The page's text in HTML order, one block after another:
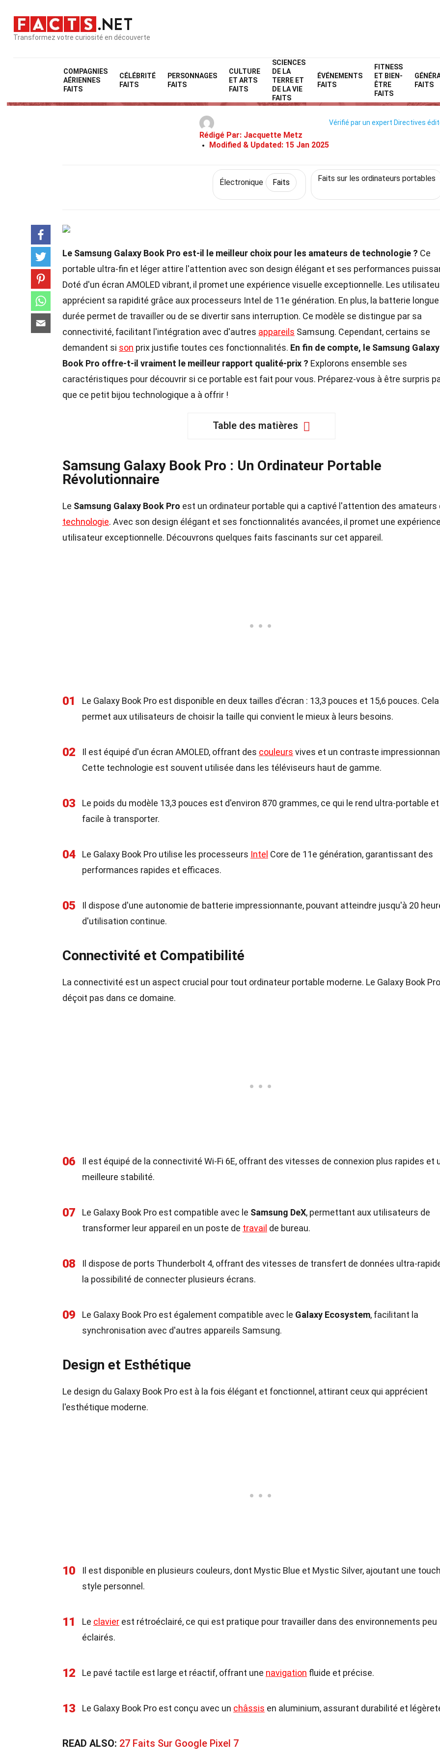
Transformez votre curiosité en découverte
COMPAGNIES
AÉRIENNES
FAITS
CÉLÉBRITÉ
FAITS
PERSONNAGES
FAITS
CULTURE
ET ARTS
FAITS
SCIENCES
DE LA
TERRE ET
DE LA VIE
FAITS
ÉVÉNEMENTS
FAITS
FITNESS
ET BIEN-
ÊTRE
FAITS
FAITS
Home Technologie et sciences Électronique
37 Faits Sur Samsung Galaxy
Rédigé Par: Jacquette Metz
Modified & Updated: 15 Jan 2025
Vérifié par un expert Directives
Électronique Faits Faits sur les ordinateurs portables
Le Samsung Galaxy Book Pro est-il le meilleur choix pour les amateurs de technologie ? Ce
portable ultra-fin et léger attire l'attention avec son design élégant et ses performances
Doté d'un écran AMOLED vibrant, il promet une expérience visuelle exceptionnelle. Les
apprécient sa rapidité grâce aux processeurs Intel de 11e génération. En plus, la batterie longue
durée permet de travailler ou de se divertir sans interruption. Ce modèle se distingue par sa
connectivité, facilitant l'intégration avec d'autres appareils Samsung. Cependant, certains se
demandent si son prix justifie toutes ces fonctionnalités. En fin de compte, le Samsung Galaxy
Book Pro offre-t-il vraiment le meilleur rapport qualité-prix ? Explorons ensemble ses
caractéristiques pour découvrir si ce portable est fait pour vous. Préparez-vous à être surpris
que ce petit bijou technologique a à offrir !
Table des matières
Samsung Galaxy Book Pro : Un Ordinateur Portable
Révolutionnaire
Le Samsung Galaxy Book Pro est un ordinateur portable qui a captivé l'attention des amateurs
technologie. Avec son design élégant et ses fonctionnalités avancées, il promet une expérience
utilisateur exceptionnelle. Découvrons quelques faits fascinants sur cet appareil.
01
Le Galaxy Book Pro est disponible en deux tailles d'écran : 13,3 pouces et 15,6 pouces. Cela
permet aux utilisateurs de choisir la taille qui convient le mieux à leurs besoins.
02 Il est équipé d'un écran AMOLED, offrant des couleurs vives et un contraste
Cette technologie est souvent utilisée dans les téléviseurs haut de gamme.
03
Le poids du modèle 13,3 pouces est d'environ 870 grammes, ce qui le rend ultra-portable et
facile à transporter.
04 Le Galaxy Book Pro utilise les processeurs Intel Core de 11e génération, garantissant des
performances rapides et efficaces.
05
Il dispose d'une autonomie de batterie impressionnante, pouvant atteindre jusqu'à 20
d'utilisation continue.
Connectivité et Compatibilité
La connectivité est un aspect crucial pour tout ordinateur portable moderne. Le Galaxy Book
déçoit pas dans ce domaine.
06
Il est équipé de la connectivité Wi-Fi 6E, offrant des vitesses de connexion plus rapides et
meilleure stabilité.
07 Le Galaxy Book Pro est compatible avec le Samsung DeX, permettant aux utilisateurs de
transformer leur appareil en un poste de travail de bureau.
08
Il dispose de ports Thunderbolt 4, offrant des vitesses de transfert de données ultra-
la possibilité de connecter plusieurs écrans.
09 Le Galaxy Book Pro est également compatible avec le Galaxy Ecosystem, facilitant la
synchronisation avec d'autres appareils Samsung.
Design et Esthétique
Le design du Galaxy Book Pro est à la fois élégant et fonctionnel, attirant ceux qui apprécient
l'esthétique moderne.
10
Il est disponible en plusieurs couleurs, dont Mystic Blue et Mystic Silver, ajoutant une
style personnel.
11 Le clavier est rétroéclairé, ce qui est pratique pour travailler dans des environnements peu
éclairés.
12 Le pavé tactile est large et réactif, offrant une navigation fluide et précise.
13 Le Galaxy Book Pro est conçu avec un châssis en aluminium, assurant durabilité et
READ ALSO: 27 Faits Sur Google Pixel 7